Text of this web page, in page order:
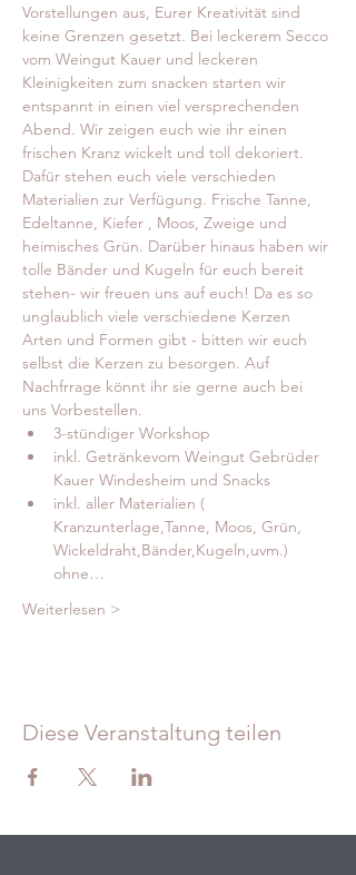
Vorstellungen aus, Eurer Kreativität sind
keine Grenzen gesetzt. Bei leckerem Secco
vom Weingut Kauer und leckeren
Kleinigkeiten zum snacken starten wir
entspannt in einen viel versprechenden
Abend. Wir zeigen euch wie ihr einen
frischen Kranz wickelt und toll dekoriert.
Dafür stehen euch viele verschieden
Materialien zur Verfügung. Frische Tanne,
Edeltanne, Kiefer , Moos, Zweige und
heimisches Grün. Darüber hinaus haben wir
tolle Bänder und Kugeln für euch bereit
stehen- wir freuen uns auf euch! Da es so
unglaublich viele verschiedene Kerzen
Arten und Formen gibt - bitten wir euch
selbst die Kerzen zu besorgen. Auf
Nachfrrage könnt ihr sie gerne auch bei
uns Vorbestellen.
3-stündiger Workshop
inkl. Getränkevom Weingut Gebrüder
Kauer Windesheim und Snacks
inkl. aller Materialien (
Kranzunterlage,Tanne, Moos, Grün,
Wickeldraht,Bänder,Kugeln,uvm.)
ohne…
Weiterlesen >
Diese Veranstaltung teilen